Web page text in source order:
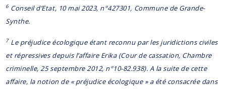
6Conseil d’Etat, 10 mai 2023, n°427301, Commune de Grande-
Synthe.
7Le préjudice écologique étant reconnu par les juridictions civiles
et répressives depuis l’affaire Erika (Cour de cassation, Chambre
criminelle, 25 septembre 2012, n°10-82.938). A la suite de cette
affaire, la notion de « préjudice écologique » a été consacrée dans